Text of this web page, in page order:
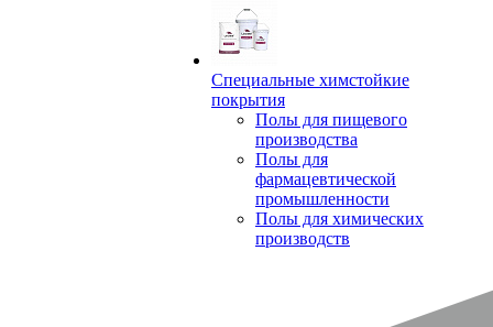
Специальные химстойкие
покрытия
Полы для пищевого
производства
Полы для
фармацевтической
промышленности
Полы для химических
производств